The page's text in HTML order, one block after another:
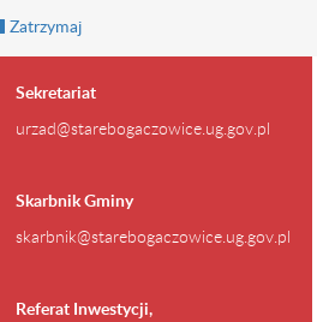
Zatrzymaj
Sekretariat
urzad@starebogaczowice.ug.gov.pl
Skarbnik Gminy
skarbnik@starebogaczowice.ug.gov.pl
Referat Inwestycji,